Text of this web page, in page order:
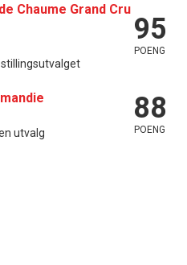
Chaume Grand Cru
95
POENG
utvalg
88
POENG